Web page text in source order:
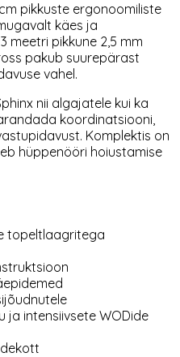
pikkuste ergonoomiliste
käes ja
meetri pikkune 2,5 mm
pakub suurepärast
vahel.
nii algajatele kui ka
koordinatsiooni,
Komplektis on
hüppenööri hoiustamise
topeltlaagritega
ja intensiivsete WODide